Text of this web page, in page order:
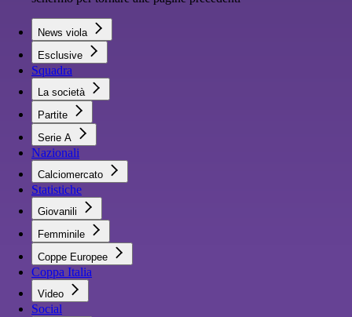
News viola
Esclusive
Squadra
La società
Partite
Serie A
Nazionali
Calciomercato
Statistiche
Giovanili
Femminile
Coppe Europee
Coppa Italia
Video
Social